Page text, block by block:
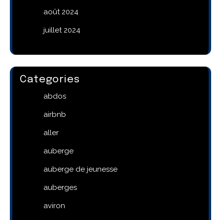
août 2024
juillet 2024
Categories
abdos
airbnb
aller
auberge
auberge de jeunesse
auberges
aviron